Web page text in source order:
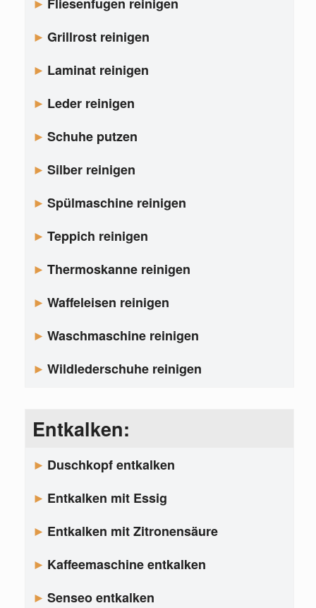
Grillrost reinigen
Laminat reinigen
Leder reinigen
Schuhe putzen
Silber reinigen
Spülmaschine reinigen
Teppich reinigen
Thermoskanne reinigen
Waffeleisen reinigen
Waschmaschine reinigen
Wildlederschuhe reinigen
Entkalken:
Duschkopf entkalken
Entkalken mit Essig
Entkalken mit Zitronensäure
Kaffeemaschine entkalken
Senseo entkalken